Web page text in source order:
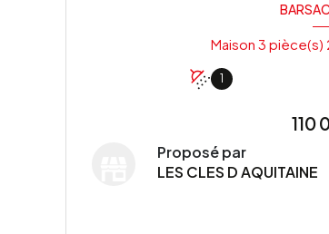
1
110
Proposé par
LES CLES D AQUITAINE